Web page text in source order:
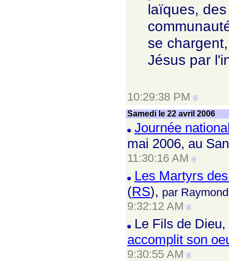
laïques,
se
Jésus par
10:29:38 PM
Samedi le 22 avril 2006
Journée
mai 2006, au
11:30:16 AM
Les Martyrs
(RS), par
9:32:12 AM
Le Fils de
accomplit son
9:30:55 AM